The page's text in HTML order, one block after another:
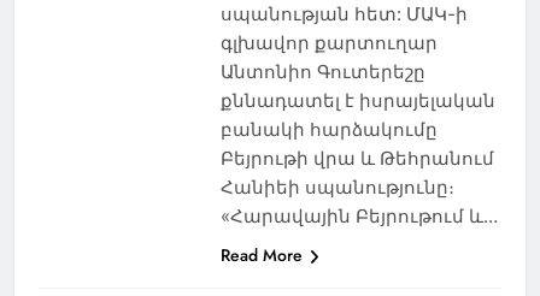
սպանության հետ: ՄԱԿ-ի
գլխավոր քարտուղար
Անտոնիո Գուտերեշը
քննադատել է իսրայելական
բանակի հարձակումը
Բեյրութի վրա և Թեհրանում
Հանիեի սպանությունը։
«Հարավային Բեյրութում և…
Read More